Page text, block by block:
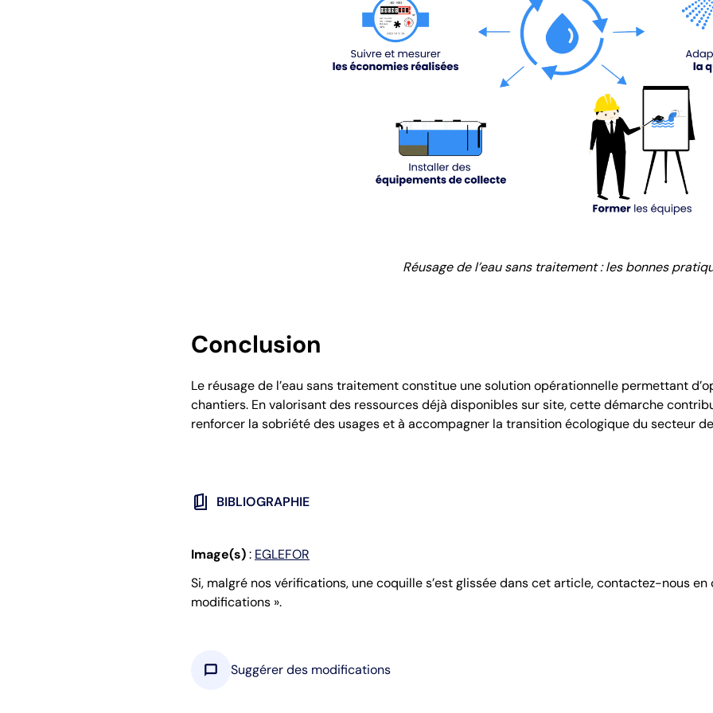
Réusage de l’eau sans traitement : les bonnes
Conclusion
Le réusage de l’eau sans traitement constitue une solution opérationnelle permettant
chantiers. En valorisant des ressources déjà disponibles sur site, cette démarche
renforcer la sobriété des usages et à accompagner la transition écologique du secteur
book_5 BIBLIOGRAPHIE
Image(s): EGLEFOR
Si, malgré nos vérifications, une coquille s’est glissée dans cet article, contactez-nous en
modifications ».
chat_bubble Suggérer des modifications